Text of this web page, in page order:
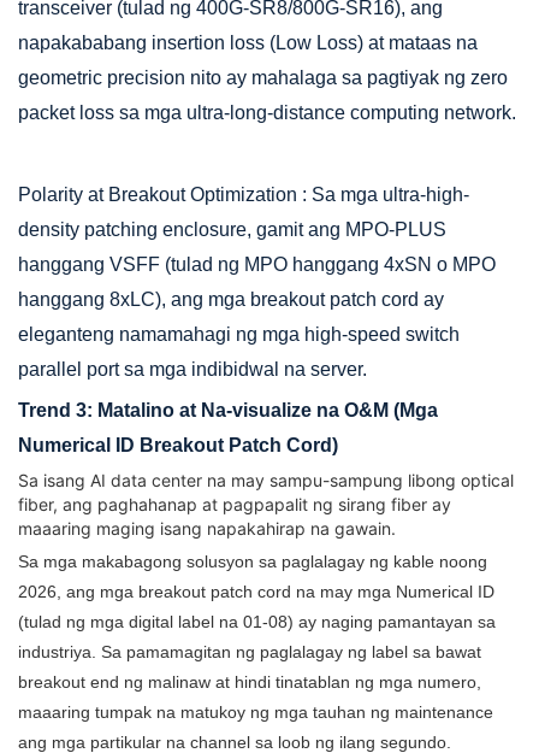
transceiver (tulad ng 400G-SR8/800G-SR16), ang
napakababang insertion loss (Low Loss) at mataas na
geometric precision nito ay mahalaga sa pagtiyak ng zero
packet loss sa mga ultra-long-distance computing network.
Polarity at Breakout Optimization : Sa mga ultra-high-
density patching enclosure, gamit ang MPO-PLUS
hanggang VSFF (tulad ng MPO hanggang 4xSN o MPO
hanggang 8xLC), ang mga breakout patch cord ay
eleganteng namamahagi ng mga high-speed switch
parallel port sa mga indibidwal na server.
Trend 3: Matalino at Na-visualize na O&M (Mga
Numerical ID Breakout Patch Cord)
Sa isang AI data center na may sampu-sampung libong optical
fiber, ang paghahanap at pagpapalit ng sirang fiber ay
maaaring maging isang napakahirap na gawain.
Sa mga makabagong solusyon sa paglalagay ng kable noong
2026, ang mga breakout patch cord na may mga Numerical ID
(tulad ng mga digital label na 01-08) ay naging pamantayan sa
industriya. Sa pamamagitan ng paglalagay ng label sa bawat
breakout end ng malinaw at hindi tinatablan ng mga numero,
maaaring tumpak na matukoy ng mga tauhan ng maintenance
ang mga partikular na channel sa loob ng ilang segundo.